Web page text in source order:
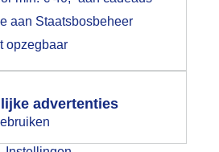
aan Staatsbosbeheer
opzegbaar
advertenties
geen akkoord op hebt
er zo een pop-up uit
deze toestemming
wordt.